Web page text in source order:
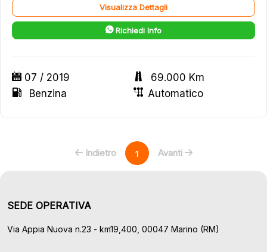
Visualizza Dettagli
Richiedi Info
07 / 2019
69.000 Km
Benzina
Automatico
Indietro 1 Avanti
SEDE OPERATIVA
Via Appia Nuova n.23 - km19,400, 00047 Marino (RM)